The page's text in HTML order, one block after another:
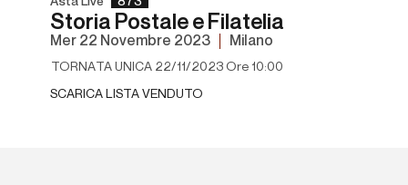
Storia Postale e Filatelia
mer 22 Novembre 2023 Milano
TORNATA UNICA 22/11/2023 Ore 10:00
SCARICA LISTA VENDUTO